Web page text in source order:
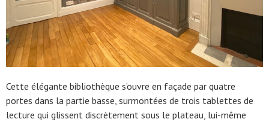
Cette élégante bibliothèque s’ouvre en façade par quatre
portes dans la partie basse, surmontées de trois tablettes de
lecture qui glissent discrètement sous le plateau, lui-même